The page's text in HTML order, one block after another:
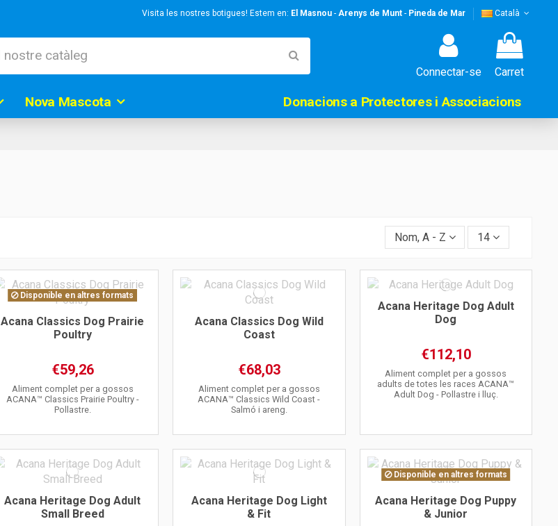
Visita les nostres botigues! Estem en: El Masnou- Arenys de Munt- Pineda de Mar Català
Connectar-se Carret
Nova Mascota Donacions a Protectores i Associacions
Nom, A - Z 14
Disponible en altres formats
Acana Classics Dog Prairie
Poultry
€59,26
Aliment complet per a gossos
ACANA™ Classics Prairie Poultry -
Pollastre.
Acana Classics Dog Wild
Coast
€68,03
Aliment complet per a gossos
ACANA™ Classics Wild Coast -
Salmó i areng.
Acana Heritage Dog Adult
Dog
€112,10
Aliment complet per a gossos
adults de totes les races ACANA™
Adult Dog - Pollastre i lluç.
Acana Heritage Dog Adult
Small Breed
Acana Heritage Dog Light
& Fit
Disponible en altres formats
Acana Heritage Dog Puppy
& Junior